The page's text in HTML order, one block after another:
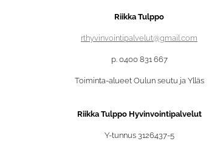
Riikka Tulppo
rthyvinvointipalvelut@gmail.com
p. 0400 831 667
Toiminta-alueet Oulun seutu ja Ylläs
Riikka Tulppo Hyvinvointipalvelut
Y-tunnus 3126437-5